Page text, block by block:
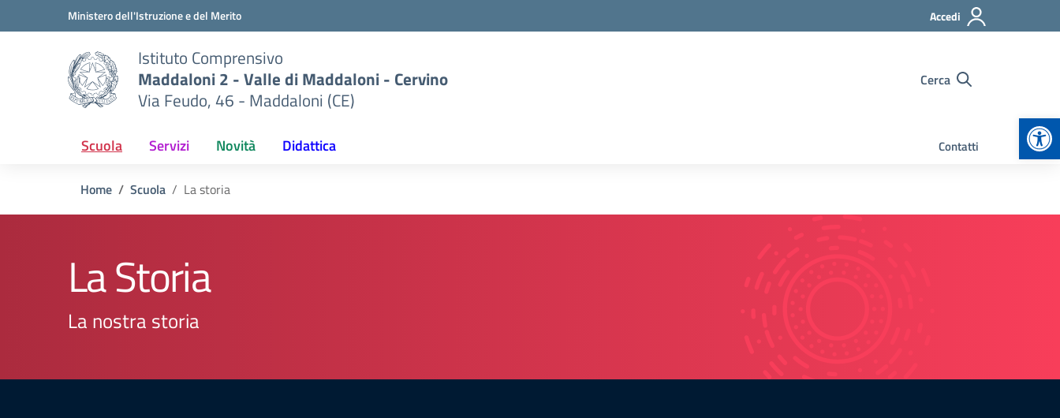
Vai ai contenuti
Vai al menu di navigazioneMinistero dell'Istruzione e del Merito Accedi
Istituto Comprensivo
Maddaloni 2 - Valle di Maddaloni - Cervino
Via Feudo, 46 - Maddaloni (CE)
Cerca
Scuola Servizi Novità Didattica Contatti
Home Scuola La storia
La Storia
La nostra storia